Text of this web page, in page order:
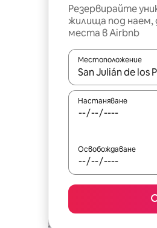
Резервирайте
жилища под наем,
места в Airbnb
Местоположение
Когато
Настаняване
Освобождаване